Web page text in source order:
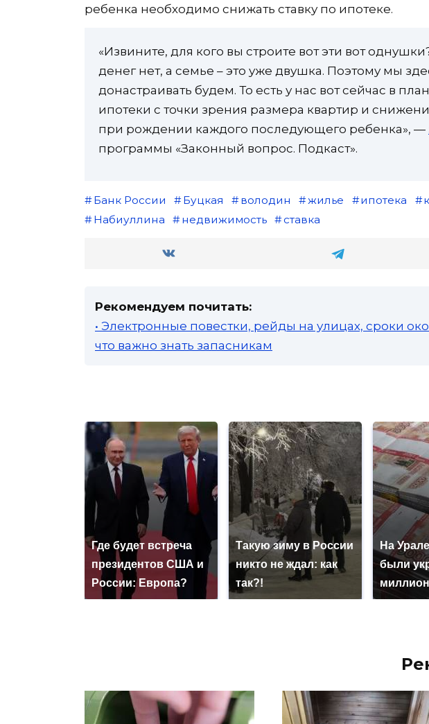
ребенка необходимо снижать ставку по ипотеке.
«Извините, для кого вы строите вот эти вот
денег нет, а семье – это уже двушка. Поэтому мы
донастраивать будем. То есть у нас вот сейчас в
ипотеки с точки зрения размера квартир и
при рождении каждого последующего ребенка», —
программы «Законный вопрос. Подкаст».
Банк России Буцкая володин жилье ипотека
Набиуллина
недвижимость ставка
Рекомендуем почитать:
• Электронные повестки, рейды на улицах, сроки
что важно знать запасникам
Где будет встреча
президентов США и
России: Европа?
Такую зиму в России
никто не ждал: как
так?!
На
были